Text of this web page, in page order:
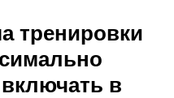
тренировки
в